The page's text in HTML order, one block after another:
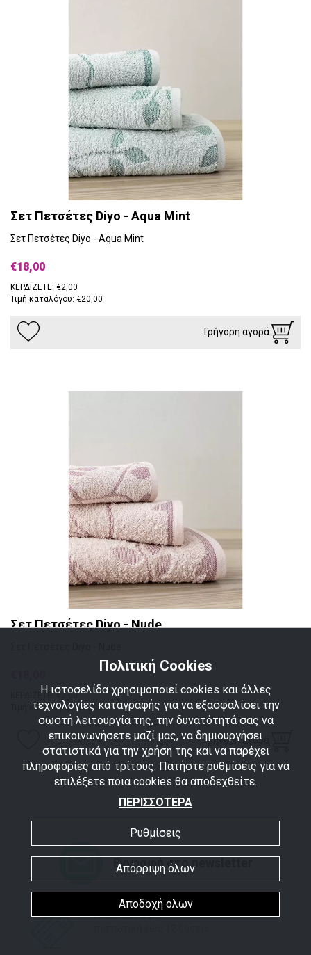
Σετ Πετσέτες Diyo - Aqua Mint
Σετ Πετσέτες Diyo - Aqua Mint
€18,00
ΚΕΡΔΙΖΕΤΕ: €2,00
Τιμή καταλόγου: €20,00
Γρήγορη αγορά
Σετ Πετσέτες Diyo - Nude
ΚΕΡΔΙΖΕΤΕ: €2,00
Τιμή καταλόγου: €20,00
Γρήγορη αγορά
Εγγραφή στο newsletter
ΠΛΗΡΩΣΤΕ με
Πολιτική Cookies
Η ιστοσελίδα χρησιμοποιεί cookies και άλλες
τεχνολογίες καταγραφής για να εξασφαλίσει την
σωστή λειτουργία της, την δυνατότητά σας να
επικοινωνήσετε μαζί μας, να δημιουργήσει
στατιστικά για την χρήση της και να παρέχει
πληροφορίες από τρίτους. Πατήστε ρυθμίσεις για να
επιλέξετε ποια cookies θα αποδεχθείτε.
ΠΕΡΙΣΣΟΤΕΡΑ
Ρυθμίσεις
Απόρριψη όλων
Αποδοχή όλων